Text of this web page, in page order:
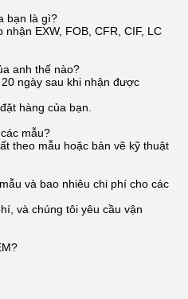
bạn là gì?
EXW, FOB, CFR, CIF, LC
anh thế nào?
ngày sau khi nhận được
hàng của bạn.
mẫu?
theo mẫu hoặc bản vẽ kỹ thuật
và bao nhiêu chi phí cho các
và chúng tôi yêu cầu vận